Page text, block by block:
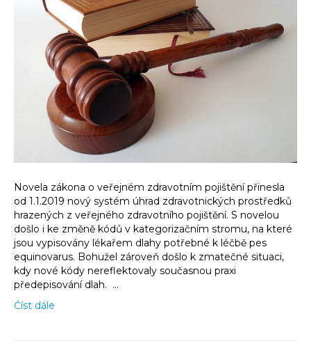
Novela zákona o veřejném zdravotním pojištění přinesla
od 1.1.2019 nový systém úhrad zdravotnických prostředků
hrazených z veřejného zdravotního pojištění. S novelou
došlo i ke změně kódů v kategorizačním stromu, na které
jsou vypisovány lékařem dlahy potřebné k léčbě pes
equinovarus. Bohužel zároveň došlo k zmatečné situaci,
kdy nové kódy nereflektovaly současnou praxi
předepisování dlah. …
Číst dále